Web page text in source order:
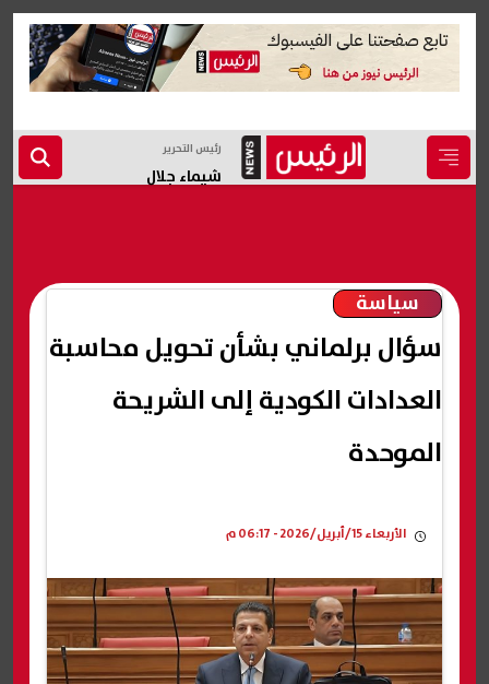
رئيس التحرير
شيماء جلال
سياسة
سؤال برلماني بشأن تحويل محاسبة
العدادات الكودية إلى الشريحة
الموحدة
الأربعاء 15/أبريل/2026 - 06:17 م